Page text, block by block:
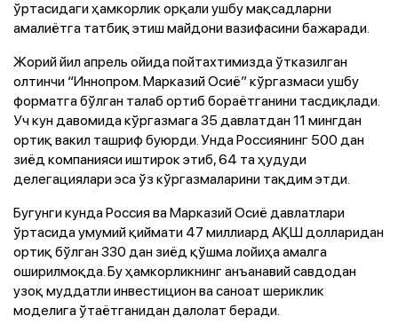
ўртасидаги ҳамкорлик орқали ушбу мақсадларни
амалиётга татбиқ этиш майдони вазифасини бажаради.
Жорий йил апрель ойида пойтахтимизда ўтказилган
олтинчи “Иннопром. Марказий Осиё” кўргазмаси ушбу
форматга бўлган талаб ортиб бораётганини тасдиқлади.
Уч кун давомида кўргазмага 35 давлатдан 11 мингдан
ортиқ вакил ташриф буюрди. Унда Россиянинг 500 дан
зиёд компанияси иштирок этиб, 64 та ҳудуди
делегациялари эса ўз кўргазмаларини тақдим этди.
Бугунги кунда Россия ва Марказий Осиё давлатлари
ўртасида умумий қиймати 47 миллиард АҚШ долларидан
ортиқ бўлган 330 дан зиёд қўшма лойиҳа амалга
оширилмоқда. Бу ҳамкорликнинг анъанавий савдодан
узоқ муддатли инвестицион ва саноат шериклик
моделига ўтаётганидан далолат беради.